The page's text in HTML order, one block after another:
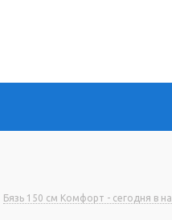
Бязь 150 см Комфорт - сегодня в